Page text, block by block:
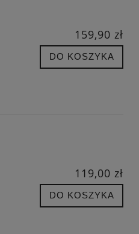
159,90 zł
DO KOSZYKA
119,00 zł
DO KOSZYKA